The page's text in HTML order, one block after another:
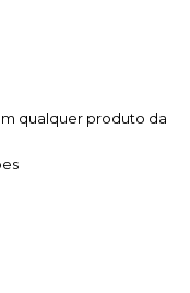
qualquer produto da